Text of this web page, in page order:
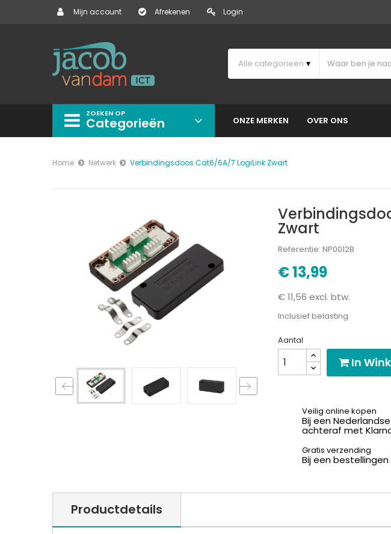
Mijn account Afrekenen Login
ZOEKEN OP
Categorieën ONZE MERKEN OVER ONS
Home Netwerk Verbindingsdoos Cat6/6A/7 LogiLink Zwart
Zwart
Referentie: NP0012B
€ 13,99
€ 11,56 excl. btw.
Inclusief belasting
Aantal
In
Veilig online kopen
Bij een
achteraf met
Gratis verzending
Bij een
Productdetails